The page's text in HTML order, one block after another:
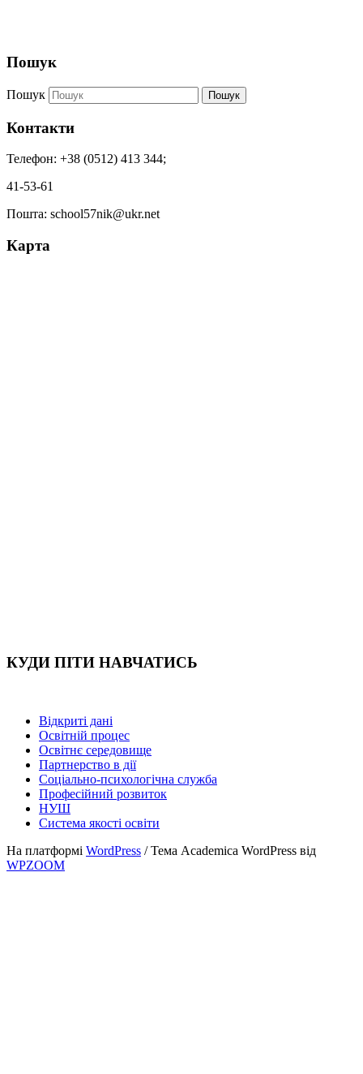
Пошук
Пошук Пошук
Контакти
Телефон: +38 (0512) 413 344;
41-53-61
Пошта: school57nik@ukr.net
Карта
КУДИ ПІТИ НАВЧАТИСЬ
Відкриті дані
Освітній процес
Освітнє середовище
Партнерство в дії
Соціально-психологічна служба
Професійний розвиток
НУШ
Система якості освіти
На платформі WordPress / Тема Academica WordPress від
WPZOOM